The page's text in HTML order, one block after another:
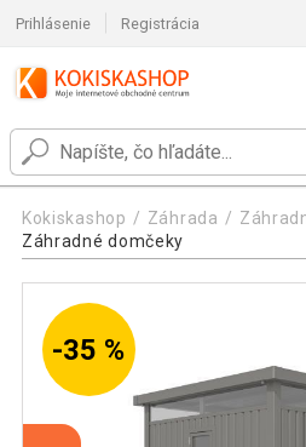
Prihlásenie Registrácia
Kokiskashop Záhrada
Záhradné domčeky
-35 %